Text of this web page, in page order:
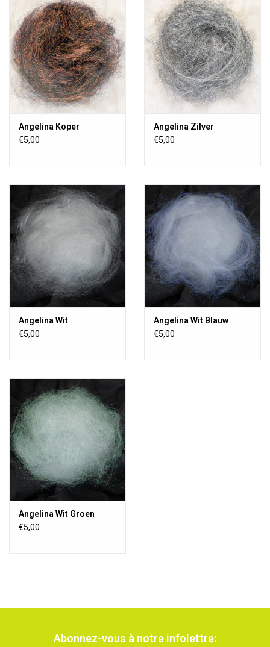
Angelina Koper
€5,00
Angelina Zilver
€5,00
Angelina Wit
€5,00
Angelina Wit Blauw
€5,00
Angelina Wit Groen
€5,00
Abonnez-vous à notre infolettre: